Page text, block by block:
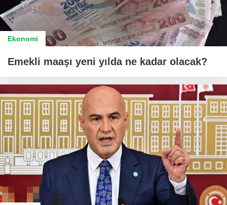
Ekonomi
Emekli maaşı yeni yılda ne kadar olacak?